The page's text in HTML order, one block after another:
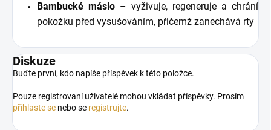
Bambucké máslo – vyživuje, regeneruje a chrání
pokožku před vysušováním, přičemž zanechává rty
Diskuze
Buďte první, kdo napíše příspěvek k této položce.
Pouze registrovaní uživatelé mohou vkládat příspěvky. Prosím
přihlaste se nebo se registrujte.